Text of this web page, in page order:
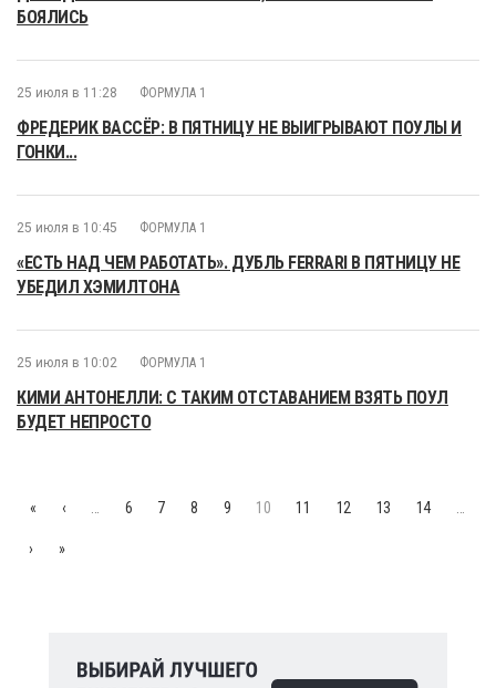
БОЯЛИСЬ
25 июля в 11:28 ФОРМУЛА 1
ФРЕДЕРИК ВАССЁР: В ПЯТНИЦУ НЕ ВЫИГРЫВАЮТ ПОУЛЫ И
ГОНКИ...
25 июля в 10:45 ФОРМУЛА 1
«ЕСТЬ НАД ЧЕМ РАБОТАТЬ». ДУБЛЬ FERRARI В ПЯТНИЦУ НЕ
УБЕДИЛ ХЭМИЛТОНА
25 июля в 10:02 ФОРМУЛА 1
КИМИ АНТОНЕЛЛИ: С ТАКИМ ОТСТАВАНИЕМ ВЗЯТЬ ПОУЛ
БУДЕТ НЕПРОСТО
« ‹ 6 7 8 9 10 11 12 13 14
› »